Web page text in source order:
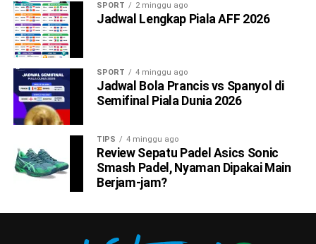
SPORT 2 minggu ago
Jadwal Lengkap Piala AFF 2026
SPORT 4 minggu ago
Jadwal Bola Prancis vs Spanyol di
Semifinal Piala Dunia 2026
TIPS 4 minggu ago
Review Sepatu Padel Asics Sonic
Smash Padel, Nyaman Dipakai Main
Berjam-jam?